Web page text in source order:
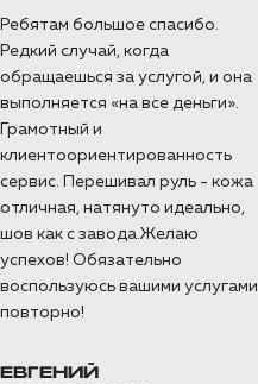
Ребятам большое спасибо.
Редкий случай, когда
обращаешься за услугой, и она
выполняется «на все деньги».
Грамотный и
клиентоориентированность
сервис. Перешивал руль - кожа
отличная, натянуто идеально,
шов как с завода.Желаю
успехов! Обязательно
воспользуюсь вашими услугами
повторно!
ЕВГЕНИЙ